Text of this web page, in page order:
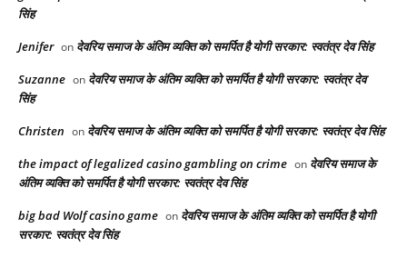
सिंह
Jenifer on देवरिय समाज के अंतिम व्यक्ति को समर्पित है योगी सरकार: स्वतंत्र देव सिंह
Suzanne on देवरिय समाज के अंतिम व्यक्ति को समर्पित है योगी सरकार: स्वतंत्र देव
सिंह
Christen on देवरिय समाज के अंतिम व्यक्ति को समर्पित है योगी सरकार: स्वतंत्र देव सिंह
the impact of legalized casino gambling on crime on देवरिय समाज के
अंतिम व्यक्ति को समर्पित है योगी सरकार: स्वतंत्र देव सिंह
big bad Wolf casino game on देवरिय समाज के अंतिम व्यक्ति को समर्पित है योगी
सरकार: स्वतंत्र देव सिंह